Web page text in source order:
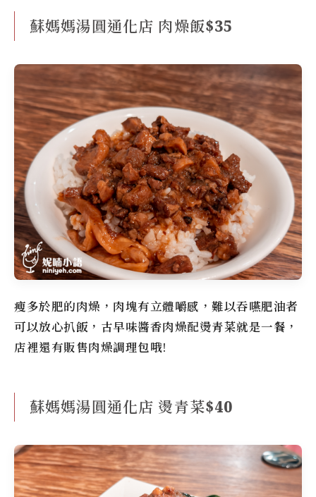
蘇媽媽湯圓通化店 肉燥飯$35
瘦多於肥的肉燥，肉塊有立體嚼感，難以吞嚥肥油者
可以放心扒飯，古早味醬香肉燥配燙青菜就是一餐，
店裡還有販售肉燥調理包哦!
蘇媽媽湯圓通化店 燙青菜$40